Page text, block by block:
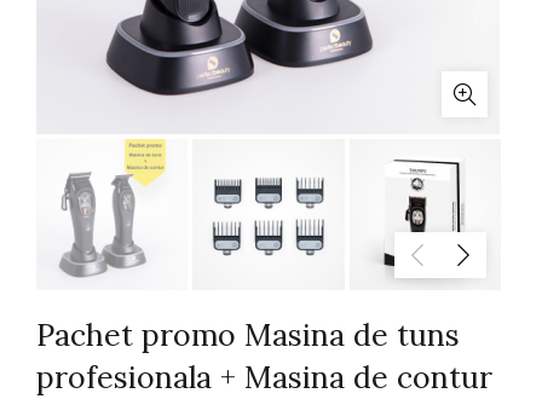
Pachet promo Masina de tuns
profesionala + Masina de contur